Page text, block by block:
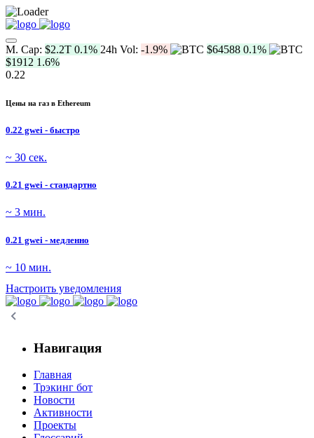
M. Cap: $2.2T 0.1% 24h Vol: -1.9% $64588 0.1%
$1912 1.6%
0.22
Цены на газ в Ethereum
0.22 gwei - быстро
~ 30 сек.
0.21 gwei - стандартно
~ 3 мин.
0.21 gwei - медленно
~ 10 мин.
Настроить уведомления
Навигация
Главная
Трэкинг бот
Новости
Активности
Проекты